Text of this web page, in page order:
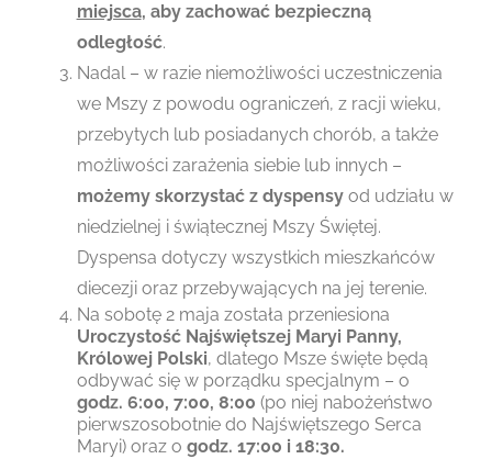
miejsca, aby zachować bezpieczną
odległość.
Nadal – w razie niemożliwości uczestniczenia
we Mszy z powodu ograniczeń, z racji wieku,
przebytych lub posiadanych chorób, a także
możliwości zarażenia siebie lub innych –
możemy skorzystać z dyspensyod udziału w
niedzielnej i świątecznej Mszy Świętej.
Dyspensa dotyczy wszystkich mieszkańców
diecezji oraz przebywających na jej terenie.
Na sobotę 2 maja została przeniesiona
Uroczystość Najświętszej Maryi Panny,
Królowej Polski, dlatego Msze święte będą
odbywać się w porządku specjalnym – o
godz. 6:00, 7:00, 8:00 (po niej nabożeństwo
pierwszosobotnie do Najświętszego Serca
Maryi) oraz o godz. 17:00 i 18:30.